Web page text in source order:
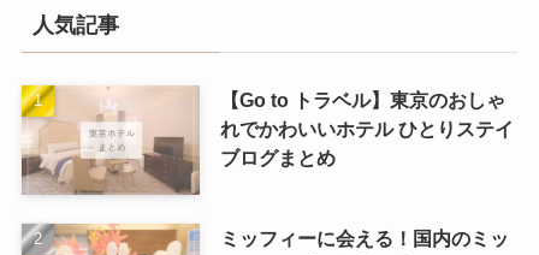
人気記事
【Go to トラベル】東京のおしゃ
れでかわいいホテル ひとりステイ
ブログまとめ
ミッフィーに会える！国内のミッ